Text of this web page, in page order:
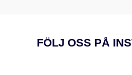
FÖLJ OSS PÅ